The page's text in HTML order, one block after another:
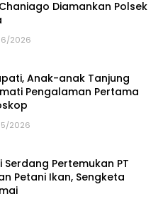
Diamankan Polsek
2026
Anak-anak Tanjung
Pengalaman Pertama
2026
Serdang Pertemukan PT
Petani Ikan, Sengketa